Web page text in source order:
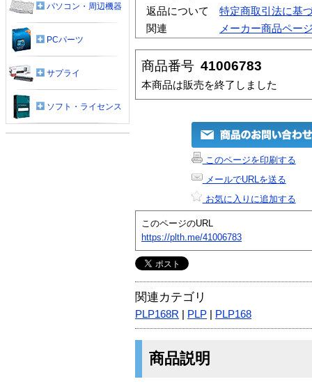
返品について
特定商取引法に基
関連
メーカー商品ペー
商品番号 41006783
本商品は販売を終了しました
このページを印刷する
メールでURLを送る
お気に入りに追加する
このページのURL
https://plth.me/41006783
関連カテゴリ
PLP168R PLP PLP168
商品説明
パソコン・周辺機器
PCパーツ
サプライ
ソフト・ライセンス